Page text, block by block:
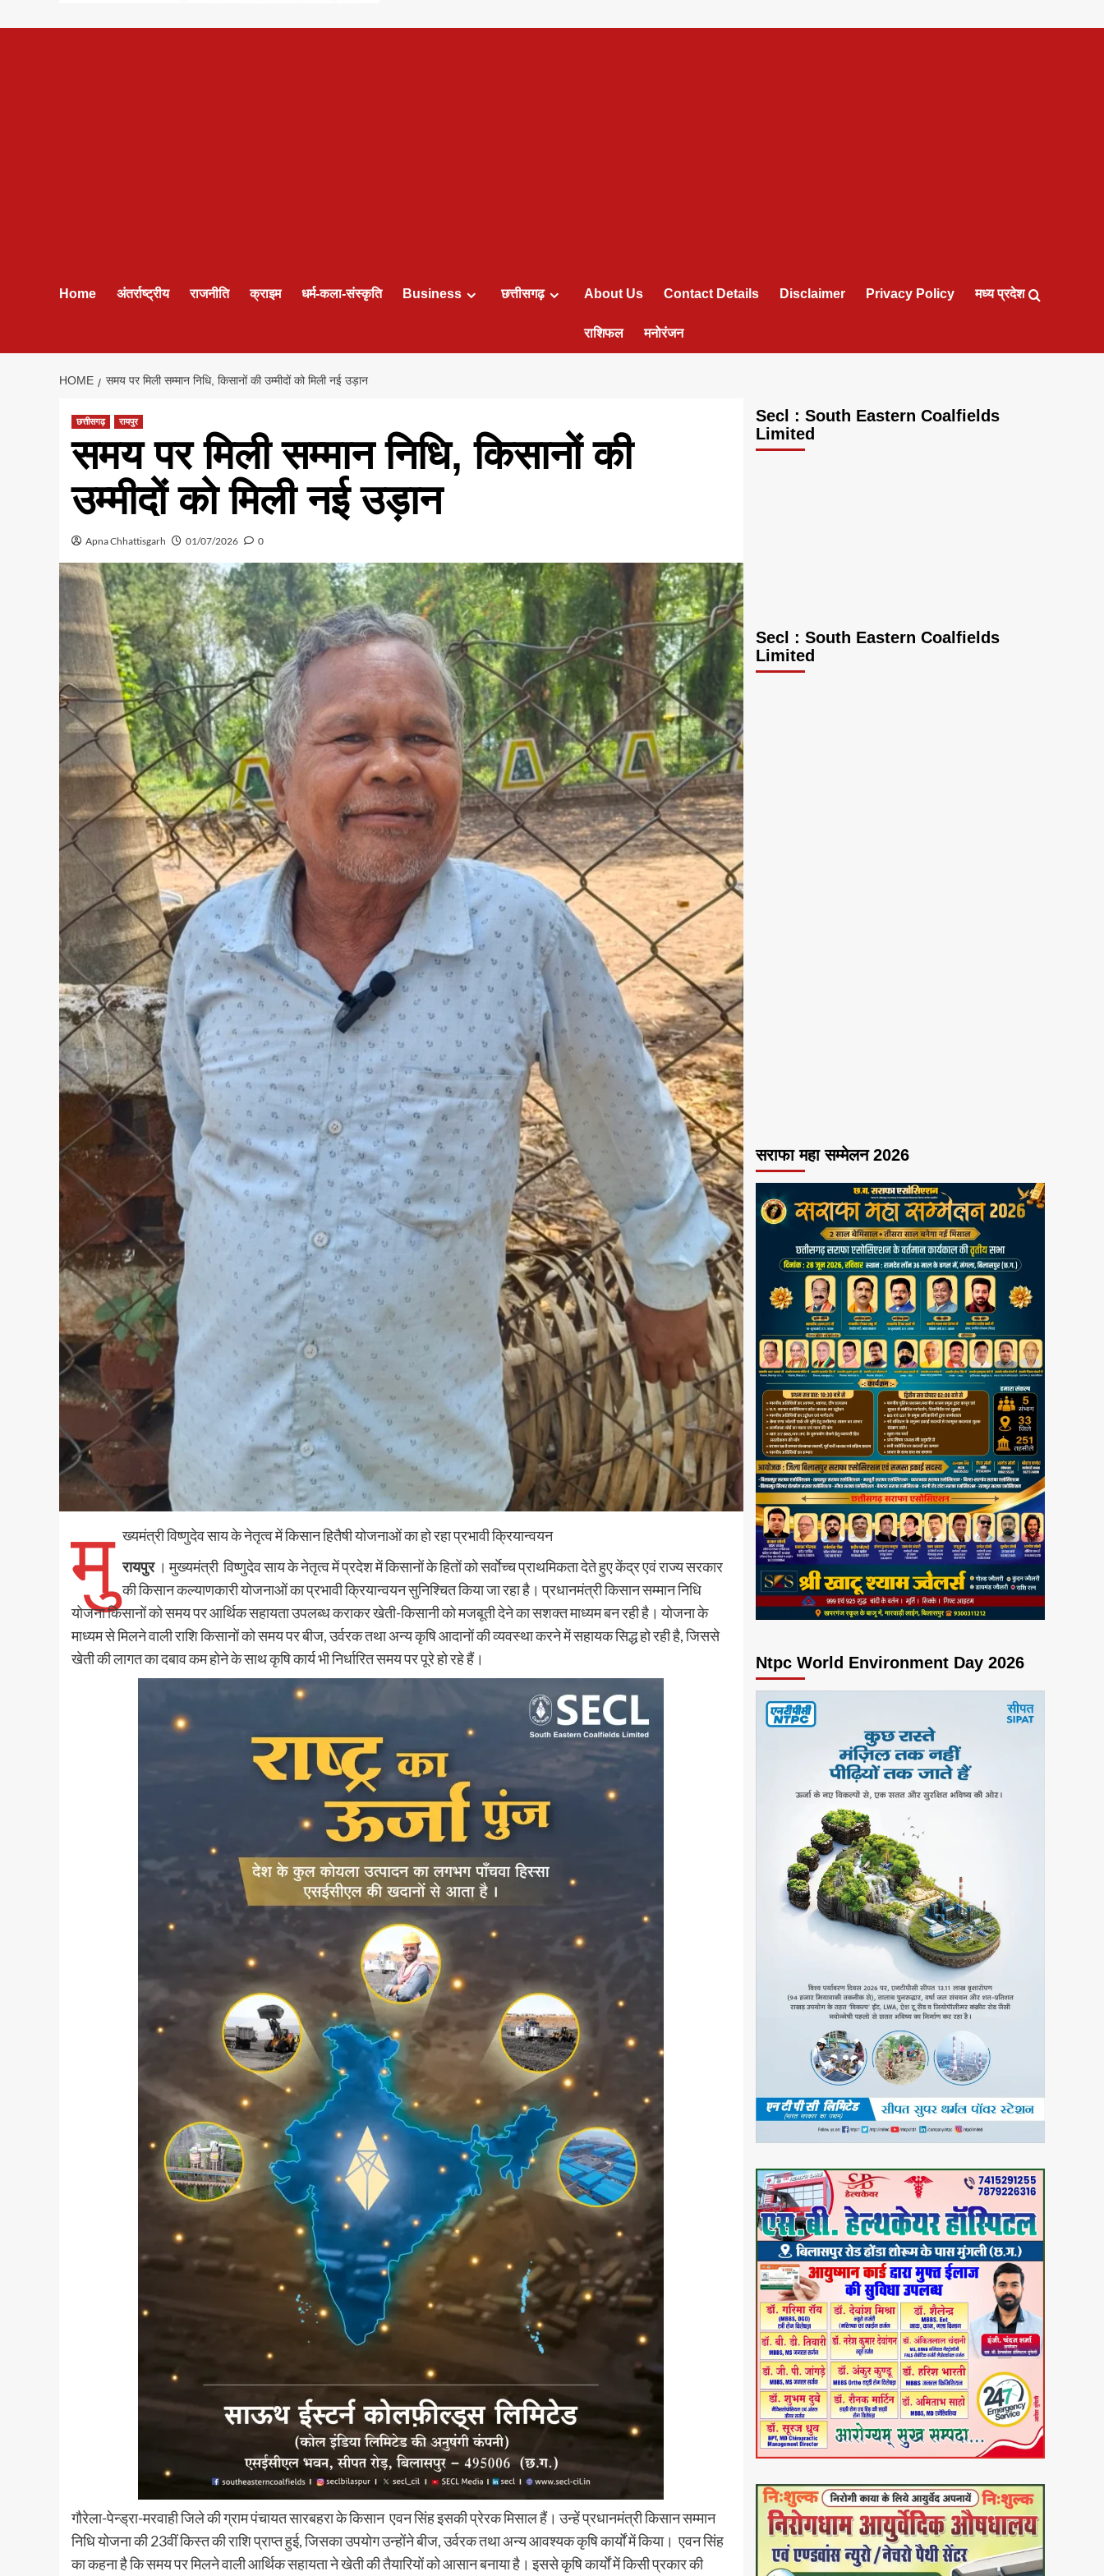
Home अंतर्राष्ट्रीय राजनीति क्राइम धर्म-कला-संस्कृति Business छत्तीसगढ़ About Us Contact Details Disclaimer Privacy Policy मध्य प्रदेश
राशिफल मनोरंजन
HOME समय पर मिली सम्मान निधि, किसानों की उम्मीदों को मिली नई उड़ान
छत्तीसगढ़ रायपुर
समय पर मिली सम्मान निधि, किसानों की
उम्मीदों को मिली नई उड़ान
Apna Chhattisgarh 01/07/2026 0
मु ख्यमंत्री विष्णुदेव साय के नेतृत्व में किसान हितैषी योजनाओं का हो रहा प्रभावी क्रियान्वयन
रायपुर। मुख्यमंत्री विष्णुदेव साय के नेतृत्व में प्रदेश में किसानों के हितों को सर्वाेच्च प्राथमिकता देते हुए केंद्र एवं राज्य सरकार
की किसान कल्याणकारी योजनाओं का प्रभावी क्रियान्वयन सुनिश्चित किया जा रहा है। प्रधानमंत्री किसान सम्मान निधि
योजना किसानों को समय पर आर्थिक सहायता उपलब्ध कराकर खेती-किसानी को मजबूती देने का सशक्त माध्यम बन रही है। योजना के
माध्यम से मिलने वाली राशि किसानों को समय पर बीज, उर्वरक तथा अन्य कृषि आदानों की व्यवस्था करने में सहायक सिद्ध हो रही है, जिससे
खेती की लागत का दबाव कम होने के साथ कृषि कार्य भी निर्धारित समय पर पूरे हो रहे हैं।
गौरेला-पेन्ड्रा-मरवाही जिले की ग्राम पंचायत सारबहरा के किसान एवन सिंह इसकी प्रेरक मिसाल हैं। उन्हें प्रधानमंत्री किसान सम्मान
निधि योजना की 23वीं किस्त की राशि प्राप्त हुई, जिसका उपयोग उन्होंने बीज, उर्वरक तथा अन्य आवश्यक कृषि कार्यों में किया। एवन सिंह
का कहना है कि समय पर मिलने वाली आर्थिक सहायता ने खेती की तैयारियों को आसान बनाया है। इससे कृषि कार्यों में किसी प्रकार की
Secl : South Eastern Coalfields
Limited
Secl : South Eastern Coalfields
Limited
सराफा महा सम्मेलन 2026
Ntpc World Environment Day 2026